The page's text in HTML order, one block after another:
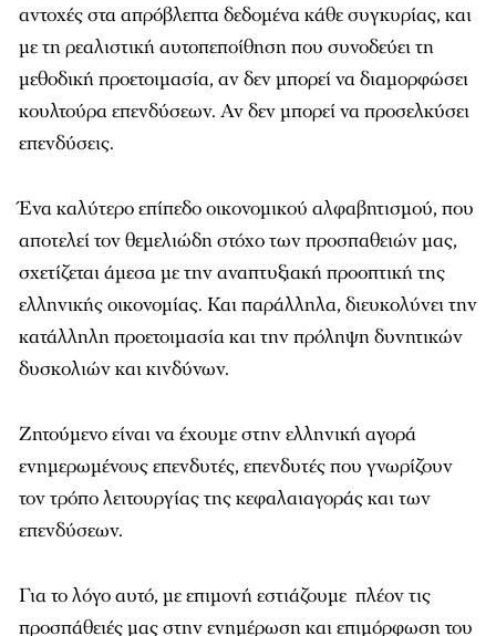
αντοχές στα απρόβλεπτα δεδομένα κάθε συγκυρίας, και
με τη ρεαλιστική αυτοπεποίθηση που συνοδεύει τη
μεθοδική προετοιμασία, αν δεν μπορεί να διαμορφώσει
κουλτούρα επενδύσεων. Αν δεν μπορεί να προσελκύσει
επενδύσεις.
Ένα καλύτερο επίπεδο οικονομικού αλφαβητισμού, που
αποτελεί τον θεμελιώδη στόχο των προσπαθειών μας,
σχετίζεται άμεσα με την αναπτυξιακή προοπτική της
ελληνικής οικονομίας. Και παράλληλα, διευκολύνει την
κατάλληλη προετοιμασία και την πρόληψη δυνητικών
δυσκολιών και κινδύνων.
Ζητούμενο είναι να έχουμε στην ελληνική αγορά
ενημερωμένους επενδυτές, επενδυτές που γνωρίζουν
τον τρόπο λειτουργίας της κεφαλαιαγοράς και των
επενδύσεων.
Για το λόγο αυτό, με επιμονή εστιάζουμε πλέον τις
προσπάθειές μας στην ενημέρωση και επιμόρφωση του